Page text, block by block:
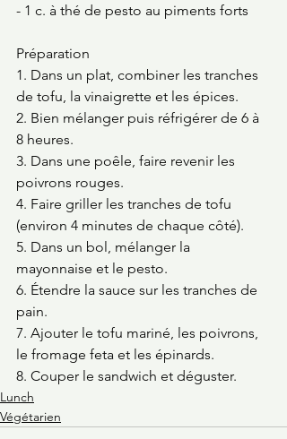
- 1 c. à thé de pesto au piments forts
Préparation
1. Dans un plat, combiner les tranches
de tofu, la vinaigrette et les épices.
2. Bien mélanger puis réfrigérer de 6 à
8 heures.
3. Dans une poêle, faire revenir les
poivrons rouges.
4. Faire griller les tranches de tofu
(environ 4 minutes de chaque côté).
5. Dans un bol, mélanger la
mayonnaise et le pesto.
6. Étendre la sauce sur les tranches de
pain.
7. Ajouter le tofu mariné, les poivrons,
le fromage feta et les épinards.
8. Couper le sandwich et déguster.
Lunch
Végétarien